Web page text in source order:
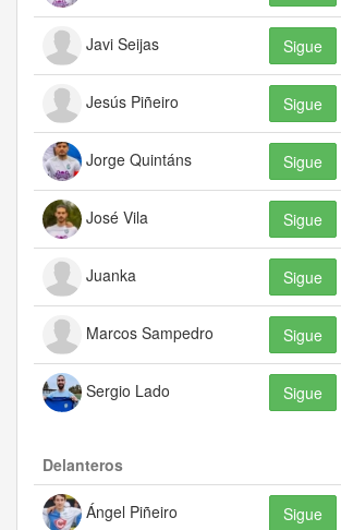
Javi Seijas Sigue
Jesús Piñeiro Sigue
Jorge Quintáns Sigue
José Vila Sigue
Juanka Sigue
Marcos Sampedro Sigue
Sergio Lado Sigue
Delanteros
Ángel Piñeiro Sigue